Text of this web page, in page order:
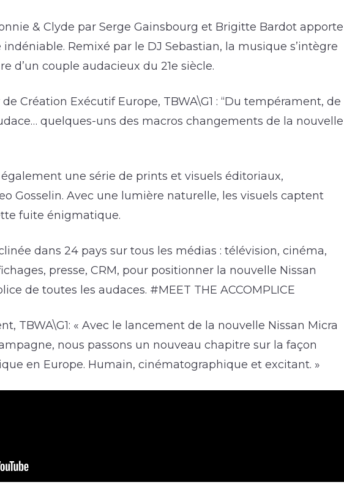
& Clyde par Serge Gainsbourg et Brigitte Bardot apporte
Remixé par le DJ Sebastian, la musique s’intègre
d’un couple audacieux du 21e siècle.
Création Exécutif Europe, TBWA\G1 : “Du tempérament, de
quelques-uns des macros changements de la nouvelle
une série de prints et visuels éditoriaux,
Gosselin. Avec une lumière naturelle, les visuels captent
fuite énigmatique.
dans 24 pays sur tous les médias : télévision, cinéma,
presse, CRM, pour positionner la nouvelle Nissan
de toutes les audaces. #MEET THE ACCOMPLICE
TBWA\G1: « Avec le lancement de la nouvelle Nissan Micra
nous passons un nouveau chapitre sur la façon
en Europe. Humain, cinématographique et excitant. »